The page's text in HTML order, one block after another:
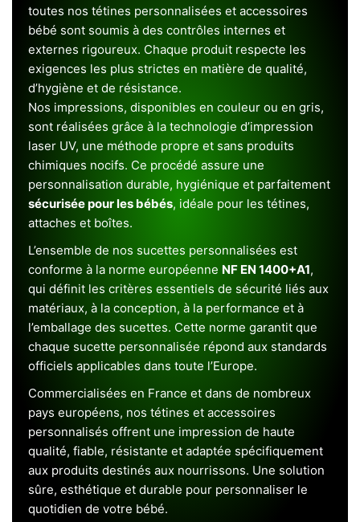
toutes nos tétines personnalisées et accessoires
bébé sont soumis à des contrôles internes et
externes rigoureux. Chaque produit respecte les
exigences les plus strictes en matière de qualité,
d’hygiène et de résistance.
Nos impressions, disponibles en couleur ou en gris,
sont réalisées grâce à la technologie d’impression
laser UV, une méthode propre et sans produits
chimiques nocifs. Ce procédé assure une
personnalisation durable, hygiénique et parfaitement
sécurisée pour les bébés, idéale pour les tétines,
attaches et boîtes.
L’ensemble de nos sucettes personnalisées est
conforme à la norme européenne NF EN 1400+A1,
qui définit les critères essentiels de sécurité liés aux
matériaux, à la conception, à la performance et à
l’emballage des sucettes. Cette norme garantit que
chaque sucette personnalisée répond aux standards
officiels applicables dans toute l’Europe.
Commercialisées en France et dans de nombreux
pays européens, nos tétines et accessoires
personnalisés offrent une impression de haute
qualité, fiable, résistante et adaptée spécifiquement
aux produits destinés aux nourrissons. Une solution
sûre, esthétique et durable pour personnaliser le
quotidien de votre bébé.